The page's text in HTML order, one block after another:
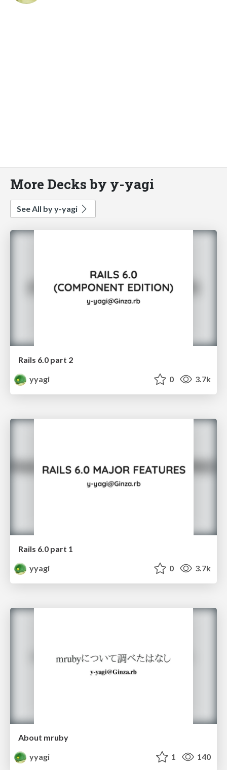
More Decks by y-yagi
See All by y-yagi
Rails 6.0 part 2
yyagi
0 3.7k
Rails 6.0 part 1
yyagi
0 3.7k
About mruby
yyagi
1 140